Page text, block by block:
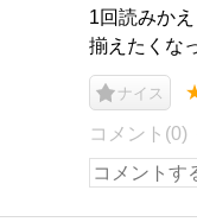
1回読みか
揃えたくな
ナイス
コメント(0)